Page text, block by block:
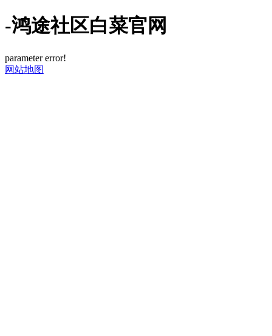
-鸿途社区白菜官网
parameter error!
网站地图